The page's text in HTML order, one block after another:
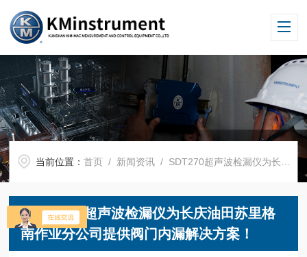
当前位置：首页 / 新闻资讯 / SDT270超声波检漏仪为长庆油田苏里格南作业分公司提供阀门内漏解决方案！
SDT270超声波检漏仪为长庆油田苏里格
南作业分公司提供阀门内漏解决方案！